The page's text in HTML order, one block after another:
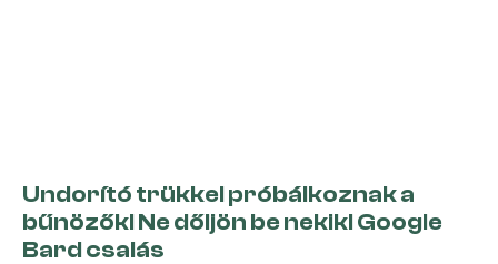
Undorító trükkel próbálkoznak a
bűnözők! Ne dőljön be nekik! Google
Bard csalás